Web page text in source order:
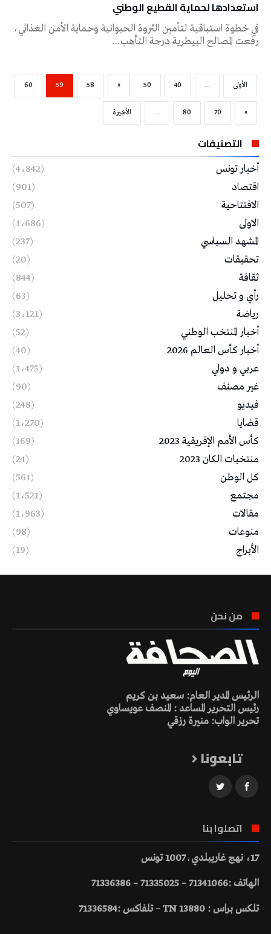
استعدادها لحماية القطيع الوطني
في خطوة استباقية لتأمين الثروة الحيوانية وحماية الأمن الغذائي،
رفعت المصالح البيطرية درجة التأهب…
‫الأولى‬ ...
40
50
«
58
59
60
»
70
80
... ‫الأخيرة‬
التصنيفات
أخبار تونس
(4٬842)
اقتصاد
(901)
الافتتاحية
(507)
الاولى
(1٬686)
المشهد السياسي
(237)
تحقيقات
(20)
ثقافة
(844)
رأي و تحليل
(63)
رياضة
(3٬121)
أخبار المنتخب الوطني
(52)
أخبار كأس العالم 2026
(40)
عربي و دولي
(1٬475)
غير مصنف
(90)
فيديو
(248)
قضايا
(1٬270)
كأس الأمم الإفريقية 2023
(169)
منتخبات الكان 2023
(24)
كل الوطن
(561)
مجتمع
(1٬521)
مقالات
(1٬963)
منوعات
(98)
الأبراج
(19)
من نحن
الرئيس المدير العام: سعيد بن كريم
رئيس التحرير المساعد : المنصف عويساوي
تحرير الواب: منيرة رزقي
تابعونا
اتصلوا بنا
17، نهج غاريبلدي ـ 1007 تونس
الهاتف :71341066 – 71335025 – 71336386
تلكس براس : 13880 TN – تلفاكس :71336584